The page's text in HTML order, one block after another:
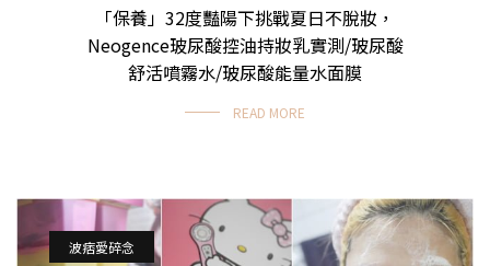
「保養」32度豔陽下挑戰夏日不脫妝，
Neogence玻尿酸控油持妝乳實測/玻尿酸
舒活噴霧水/玻尿酸能量水面膜
READ MORE
波痞愛碎念